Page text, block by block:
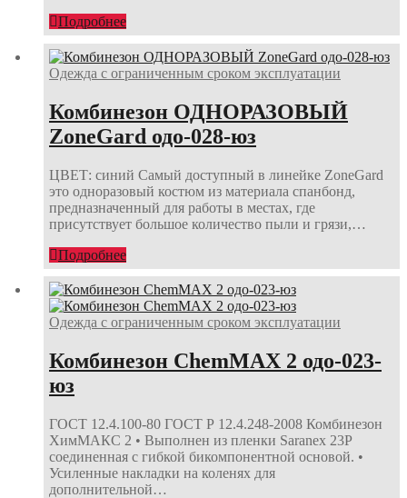
Подробнее
Одежда с ограниченным сроком эксплуатации
Комбинезон ОДНОРАЗОВЫЙ
ZoneGard одо-028-юз
ЦВЕТ: синий Самый доступный в линейке ZoneGard
это одноразовый костюм из материала спанбонд,
предназначенный для работы в местах, где
присутствует большое количество пыли и грязи,…
Подробнее
Одежда с ограниченным сроком эксплуатации
Комбинезон ChemMAX 2 одо-023-
юз
ГОСТ 12.4.100-80 ГОСТ Р 12.4.248-2008 Комбинезон
ХимМАКС 2 • Выполнен из пленки Saranex 23P
соединенная с гибкой бикомпонентной основой. •
Усиленные накладки на коленях для
дополнительной…